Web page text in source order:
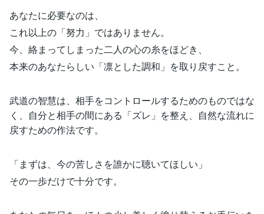
あなたに必要なのは、
これ以上の「努力」ではありません。
今、絡まってしまった二人の心の糸をほどき、
本来のあなたらしい「凛とした調和」を取り戻すこと。
武道の智慧は、相手をコントロールするためのものではな
く、自分と相手の間にある「ズレ」を整え、自然な流れに
戻すための作法です。
「まずは、今の苦しさを誰かに聴いてほしい」
その一歩だけで十分です。